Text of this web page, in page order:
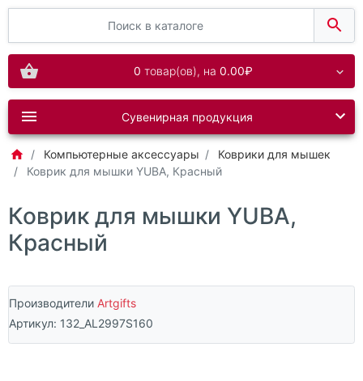
0 товар(ов), на 0.00₽
Сувенирная продукция
Компьютерные аксессуары
Коврики для мышек
Коврик для мышки YUBA, Красный
Коврик для мышки YUBA,
Красный
Производители Artgifts
Артикул: 132_AL2997S160